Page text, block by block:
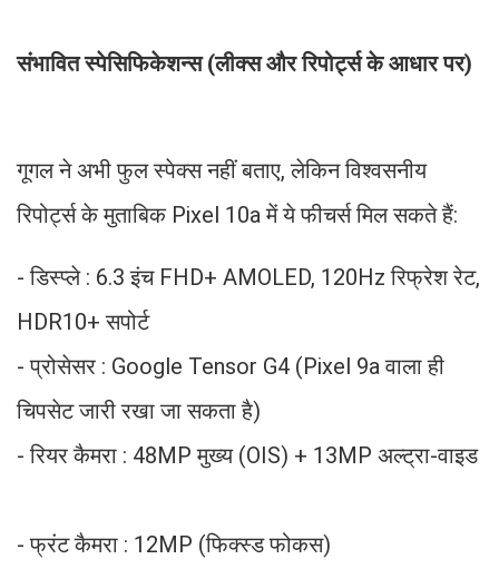
संभावित स्पेसिफिकेशन्स (लीक्स और रिपोर्ट्स के आधार पर)
गूगल ने अभी फुल स्पेक्स नहीं बताए, लेकिन विश्वसनीय
रिपोर्ट्स के मुताबिक Pixel 10a में ये फीचर्स मिल सकते हैं:
- डिस्प्ले : 6.3 इंच FHD+ AMOLED, 120Hz रिफ्रेश रेट,
HDR10+ सपोर्ट
- प्रोसेसर : Google Tensor G4 (Pixel 9a वाला ही
चिपसेट जारी रखा जा सकता है)
- रियर कैमरा : 48MP मुख्य (OIS) + 13MP अल्ट्रा-वाइड
- फ्रंट कैमरा : 12MP (फिक्स्ड फोकस)